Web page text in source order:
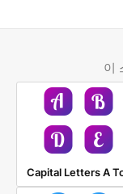
이
Capital Letters A